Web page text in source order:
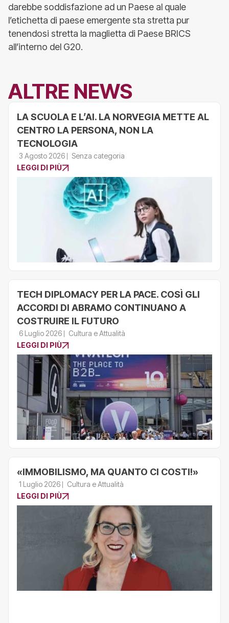
darebbe soddisfazione ad un Paese al quale
l’etichetta di paese emergente sta stretta pur
tenendosi stretta la maglietta di Paese BRICS
all’interno del G20.
ALTRE NEWS
LA SCUOLA E L’AI. LA NORVEGIA METTE AL
CENTRO LA PERSONA, NON LA
TECNOLOGIA
3 Agosto 2026
Senza categoria
LEGGI DI PIÙ
TECH DIPLOMACY PER LA PACE. COSÌ GLI
ACCORDI DI ABRAMO CONTINUANO A
COSTRUIRE IL FUTURO
6 Luglio 2026
Cultura e Attualità
LEGGI DI PIÙ
«IMMOBILISMO, MA QUANTO CI COSTI!»
1 Luglio 2026
Cultura e Attualità
LEGGI DI PIÙ